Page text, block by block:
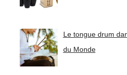
Le tongue drum
du Monde